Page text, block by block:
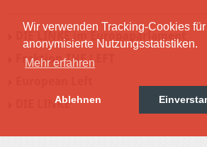
Wir verwenden Tracking-Cookies für
anonymisierte Nutzungsstatistiken.
Mehr erfahren
Ablehnen
DIE LINKE im Europaparlament
Fraktion THE LEFT
DIE LINKE